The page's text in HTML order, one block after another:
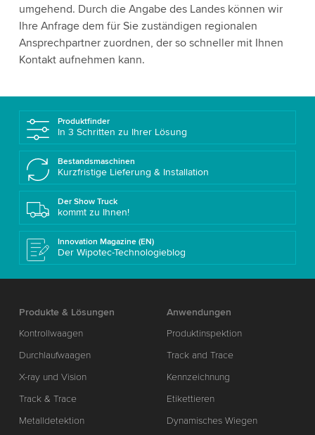
umgehend. Durch die Angabe des Landes können wir
Ihre Anfrage dem für Sie zuständigen regionalen
Ansprechpartner zuordnen, der so schneller mit Ihnen
Kontakt aufnehmen kann.
Produktfinder
In 3 Schritten zu Ihrer Lösung
Bestandsmaschinen
Kurzfristige Lieferung & Installation
Der Show Truck
kommt zu Ihnen!
Innovation Magazine (EN)
Der Wipotec-Technologieblog
Produkte & Lösungen
Kontrollwaagen
Durchlaufwaagen
X-ray und Vision
Track & Trace
Metalldetektion
Anwendungen
Produktinspektion
Track and Trace
Kennzeichnung
Etikettieren
Dynamisches Wiegen